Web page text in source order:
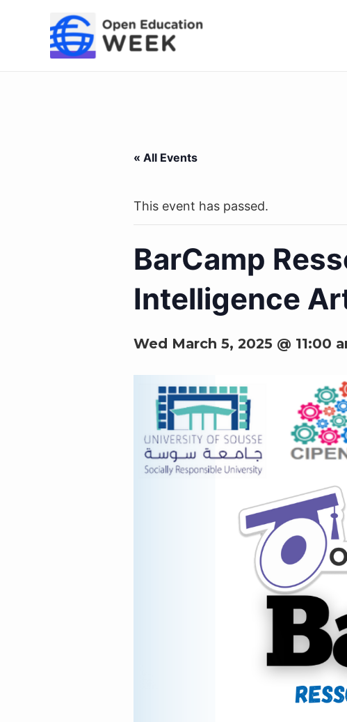
« All Events
This event has passed.
BarCamp
Intelligence
Wed March 5, 2025 @ 11:00